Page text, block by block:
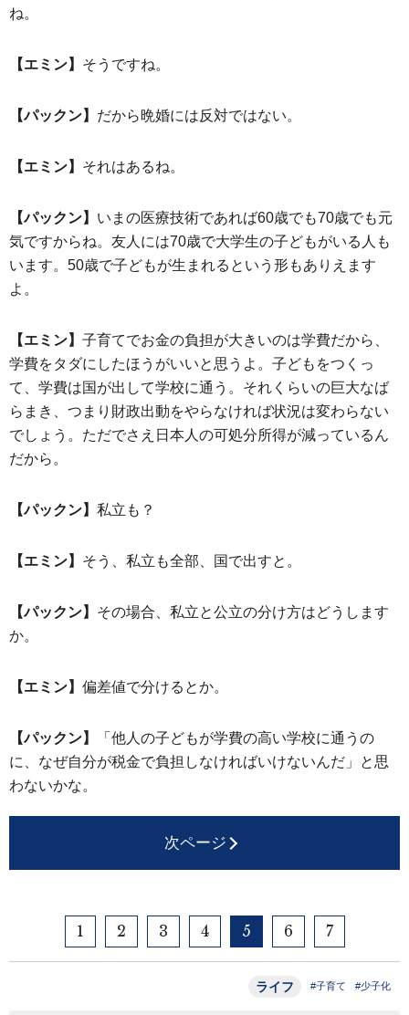
ね。
【エミン】 そうですね。
【パックン】 だから晩婚には反対ではない。
【エミン】 それはあるね。
【パックン】 いまの医療技術であれば60歳でも70歳でも元
気ですからね。友人には70歳で大学生の子どもがいる人も
います。50歳で子どもが生まれるという形もありえます
よ。
【エミン】 子育てでお金の負担が大きいのは学費だから、
学費をタダにしたほうがいいと思うよ。子どもをつくっ
て、学費は国が出して学校に通う。それくらいの巨大なば
らまき、つまり財政出動をやらなければ状況は変わらない
でしょう。ただでさえ日本人の可処分所得が減っているん
だから。
【パックン】 私立も？
【エミン】 そう、私立も全部、国で出すと。
【パックン】 その場合、私立と公立の分け方はどうします
か。
【エミン】 偏差値で分けるとか。
【パックン】
「他人の子どもが学費の高い学校に通うの
に、なぜ自分が税金で負担しなければいけないんだ」と思
わないかな。
次ページ
1 2 3 4 5 6 7
ライフ #子育て #少子化